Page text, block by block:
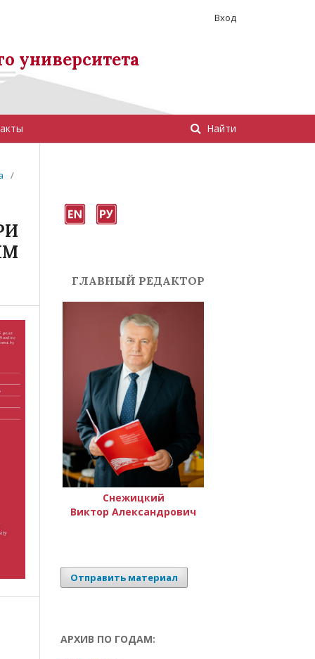
университета
Найти
Вход
/
ГЛАВНЫЙ РЕДАКТОР
Снежицкий
Виктор Александрович
Отправить материал
АРХИВ ПО ГОДАМ: